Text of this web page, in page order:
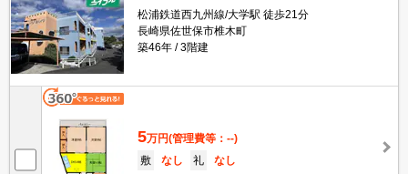
松浦鉄道西九州線/大学駅 徒歩21分
長崎県佐世保市椎木町
築46年
3階建
5万円(管理費等：--)
敷
なし 礼
なし